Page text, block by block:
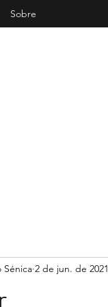
Sobre
Sénica 2 de jun. de 2021